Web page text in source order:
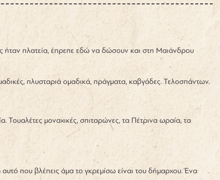
ήταν πλατεία, έπρεπε εδώ να δώσουν και στη Μαιάνδρου
πλυσταριά ομαδικά, πράγματα, καβγάδες. Τελοσπάντων.
Τουαλέτες μοναχικές, σπιταρώνες, τα Πέτρινα ωραία, τα
που βλέπεις άμα το γκρεμίσω είναι του δήμαρχου. Ένα